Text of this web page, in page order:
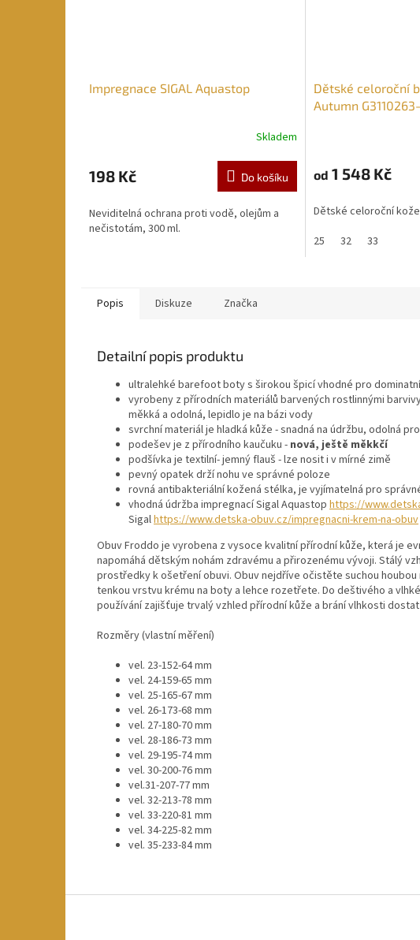
Impregnace SIGAL Aquastop
Skladem
198 Kč Do košíku
Neviditelná ochrana proti vodě, olejům a
nečistotám, 300 ml.
Dětské celoroční
Autumn G3110263-
od 1 548 Kč
Dětské celoroční
25
32 33
Popis Diskuze Značka
Detailní popis produktu
ultralehké barefoot boty s širokou špicí vhodné pro
vyrobeny z přírodních materiálů barvených rostlinnými
měkká a odolná, lepidlo je na bázi vody
svrchní materiál je hladká kůže - snadná na údržbu, odolná
podešev je z přírodního kaučuku - nová, ještě měkkčí
podšívka je textilní- jemný flauš - lze nosit i v mírné zimě
pevný opatek drží nohu ve správné poloze
rovná antibakteriální kožená stélka, je vyjímatelná pro
vhodná údržba impregnací Sigal Aquastop https://
Sigalhttps://www.detska-obuv.cz/impregnacni-krem-na-obuv
Obuv Froddo je vyrobena z vysoce kvalitní přírodní kůže, která je
napomáhá dětským nohám zdravému a přirozenému vývoji. Stálý
prostředky k ošetření obuvi. Obuv nejdříve očistěte suchou
tenkou vrstvu krému na boty a lehce rozetřete. Do deštivého a
používání zajišťuje trvalý vzhled přírodní kůže a brání vlhkosti
Rozměry (vlastní měření)
vel. 23-152-64 mm
vel. 24-159-65 mm
vel. 25-165-67 mm
vel. 26-173-68 mm
vel. 27-180-70 mm
vel. 28-186-73 mm
vel. 29-195-74 mm
vel. 30-200-76 mm
vel.31-207-77 mm
vel. 32-213-78 mm
vel. 33-220-81 mm
vel. 34-225-82 mm
vel. 35-233-84 mm